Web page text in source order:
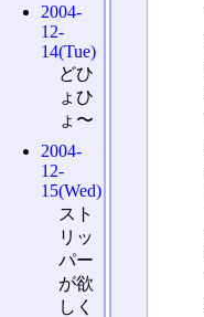
2004-
12-
14(Tue)
どひ
ょひ
ょ〜
2004-
12-
15(Wed)
スト
リッ
パー
が欲
しく